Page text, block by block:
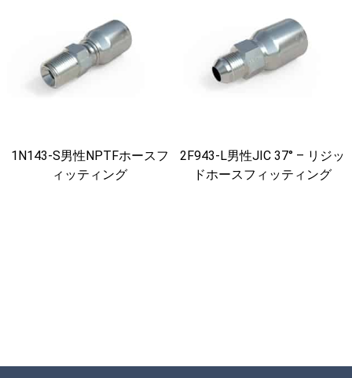
1N143-S男性NPTFホースフ
ィッティング
2F943-L男性JIC 37° – リジッ
ドホースフィッティング